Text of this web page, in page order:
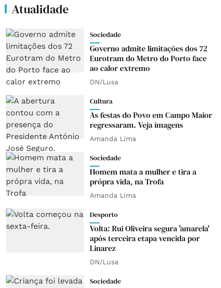
Atualidade
Sociedade
Governo admite limitações dos 72
Eurotram do Metro do Porto face
ao calor extremo
DN/Lusa
Cultura
As festas do Povo em Campo Maior
regressaram. Veja imagens
Amanda Lima
Sociedade
Homem mata a mulher e tira a
própra vida, na Trofa
Amanda Lima
Desporto
Volta: Rui Oliveira segura 'amarela'
após terceira etapa vencida por
Linarez
DN/Lusa
Sociedade